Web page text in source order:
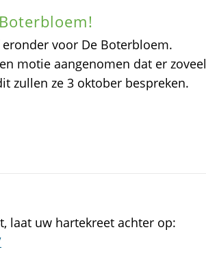
voor De Boterbloem.
motie aangenomen dat er zoveel
zullen ze 3 oktober bespreken.
laat uw hartekreet achter op: